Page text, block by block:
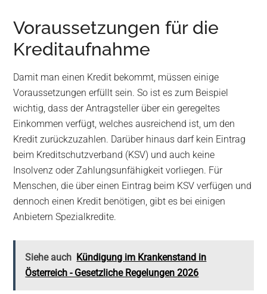
Voraussetzungen für die
Kreditaufnahme
Damit man einen Kredit bekommt, müssen einige
Voraussetzungen erfüllt sein. So ist es zum Beispiel
wichtig, dass der Antragsteller über ein geregeltes
Einkommen verfügt, welches ausreichend ist, um den
Kredit zurückzuzahlen. Darüber hinaus darf kein Eintrag
beim Kreditschutzverband (KSV) und auch keine
Insolvenz oder Zahlungsunfähigkeit vorliegen. Für
Menschen, die über einen Eintrag beim KSV verfügen und
dennoch einen Kredit benötigen, gibt es bei einigen
Anbietern Spezialkredite.
Siehe auch Kündigung im Krankenstand in
Österreich - Gesetzliche Regelungen 2026